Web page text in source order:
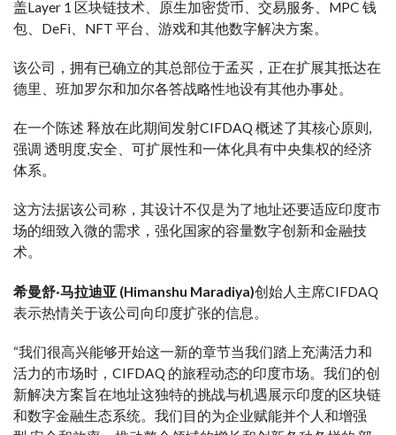
盖Layer 1 区块链技术、原生加密货币、交易服务、MPC 钱
包、DeFi、NFT 平台、游戏和其他数字解决方案。
该公司，拥有已确立的其总部位于孟买，正在扩展其抵达在
德里、班加罗尔和加尔各答战略性地设有其他办事处。
在一个陈述 释放在此期间发射CIFDAQ 概述了其核心原则 ,
强调 透明度,安全 、可扩展性和一体化具有中央集权的经济
体系。
这方法据该公司称，其设计不仅是为了地址还要适应印度市
场的细致入微的需求， 强化国家的容量数字创新和金融技
术。
希曼舒·马拉迪亚 (Himanshu Maradiya)创始人 主席CIFDAQ
表示热情关于该公司向印度扩张的信息。
“我们很高兴能够开始这一新的章节当我们踏上充满活力和
活力的市场时，CIFDAQ 的旅程动态的印度市场。我们的创
新解决方案旨在地址这独特的挑战与机遇展示印度的区块链
和数字金融生态系统。我们目的为企业赋能并个人 和增强